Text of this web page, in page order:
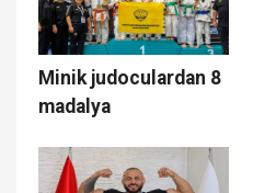
Minik judoculardan 8
madalya